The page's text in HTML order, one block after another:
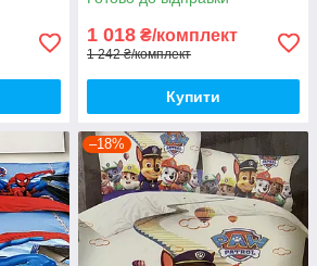
1 018 ₴/комплект
1 242 ₴/комплект
Купити
–18%